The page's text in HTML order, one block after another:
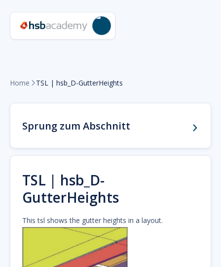
Home  TSL | hsb_D-GutterHeights
Sprung zum Abschnitt
TSL | hsb_D-
GutterHeights
This tsl shows the gutter heights in a layout.